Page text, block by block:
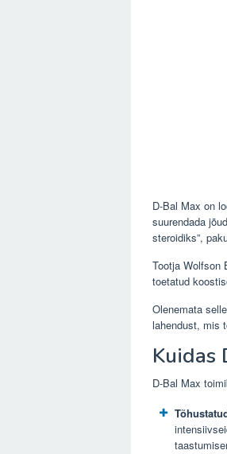
D-Bal Max on
suurendada
steroidiks”,
Tootja Wolfson
toetatud
Olenemata
lahendust, mis
Kuidas
D-Bal Max